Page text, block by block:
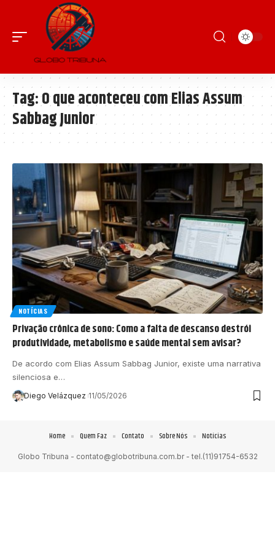
Tag:O que aconteceu com Elias Assum
Sabbag Junior
NOTÍCIAS
Privação crônica de sono: Como a falta de descanso destrói
produtividade, metabolismo e saúde mental sem avisar?
De acordo com Elias Assum Sabbag Junior, existe uma narrativa
silenciosa e…
Diego Velázquez 11/05/2026
Globo Tribuna - contato@globotribuna.com.br- tel.(11)91754-6532
Home Quem Faz Contato Sobre Nós Notícias